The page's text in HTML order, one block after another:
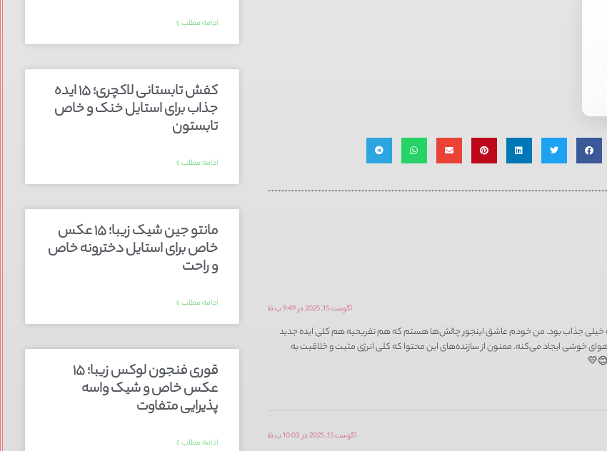
آگوست 15, 2025 در 9:49 ب.ظ
جذاب بود. من خودم عاشق اینجور چالش‌ها هستم که هم تفریحیه هم کلی ایده جدید
خوشی ایجاد می‌کنه. ممنون از سازنده‌های این محتوا که کلی انرژی مثبت و خلاقیت به
آگوست 15, 2025 در 10:03 ب.ظ
ادامه مطلب »
کفش تابستانی لاکچری؛ ۱۵ ایده‌
جذاب برای استایل خنک و خاص
تابستون
ادامه مطلب »
مانتو جین شیک زیبا؛ ۱۵ عکس
خاص برای استایل دخترونه خاص
و راحت
ادامه مطلب »
قوری فنجون لوکس زیبا؛ ۱۵
عکس خاص و شیک واسه
پذیرایی متفاوت
ادامه مطلب »